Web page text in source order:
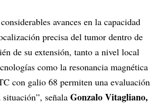
avances en la capacidad
precisa del tumor dentro de
de su extensión, tanto a nivel local
como la resonancia magnética
con galio 68 permiten una evaluación
señala Gonzalo Vitagliano,